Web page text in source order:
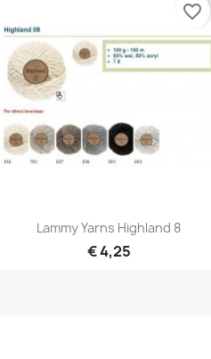
Snel bekijken
Lammy Yarns Highland 8
€ 4,25
favorite_border